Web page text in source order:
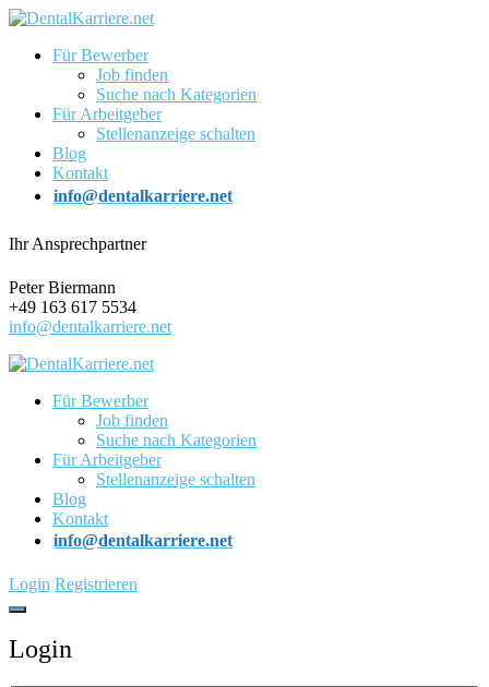
Für Bewerber
Job finden
Suche nach Kategorien
Für Arbeitgeber
Stellenanzeige schalten
Blog
Kontakt
info@dentalkarriere.net
Ihr Ansprechpartner
Peter Biermann
+49 163 617 5534
info@dentalkarriere.net
Für Bewerber
Job finden
Suche nach Kategorien
Für Arbeitgeber
Stellenanzeige schalten
Blog
Kontakt
info@dentalkarriere.net
Login Registrieren
Login